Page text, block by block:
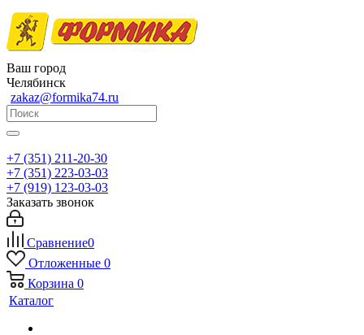
Ваш город
Челябинск
zakaz@formika74.ru
+7 (351) 211-20-30
+7 (351) 223-03-03
+7 (919) 123-03-03
Заказать звонок
Сравнение0
Отложенные 0
Корзина 0
Каталог